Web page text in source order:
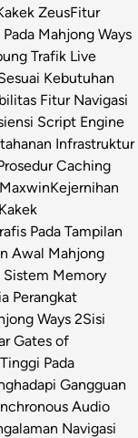
ZeusFitur
Mahjong Ways
Trafik Live
Kebutuhan
Fitur Navigasi
Script Engine
Infrastruktur
Caching
Kejernihan
Pada Tampilan
Awal Mahjong
Sistem Memory
Perangkat
Ways 2Sisi
Gates of
Pada
Gangguan
Audio
Navigasi